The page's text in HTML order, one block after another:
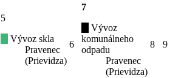
5
Vývoz skla
Pravenec
(Prievidza)
6
7
Vývoz
komunálneho
odpadu
Pravenec
(Prievidza)
8 9